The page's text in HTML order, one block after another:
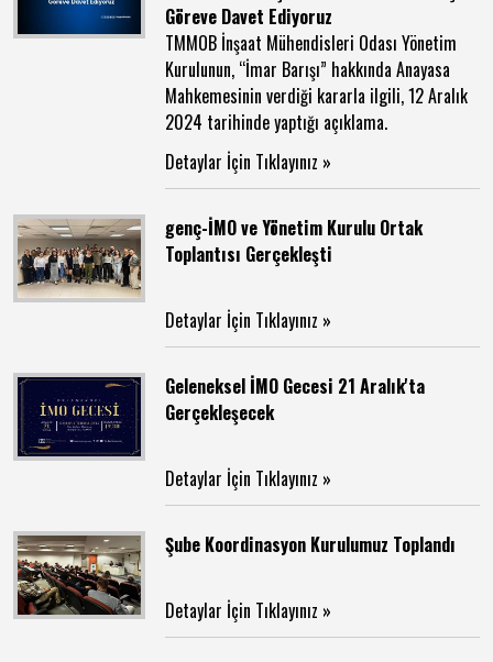
Göreve Davet Ediyoruz
TMMOB İnşaat Mühendisleri Odası Yönetim
Kurulunun, “İmar Barışı” hakkında Anayasa
Mahkemesinin verdiği kararla ilgili, 12 Aralık
2024 tarihinde yaptığı açıklama.
Detaylar İçin Tıklayınız »
genç-İMO ve Yönetim Kurulu Ortak
Toplantısı Gerçekleşti
Detaylar İçin Tıklayınız »
Geleneksel İMO Gecesi 21 Aralık'ta
Gerçekleşecek
Detaylar İçin Tıklayınız »
Şube Koordinasyon Kurulumuz Toplandı
Detaylar İçin Tıklayınız »